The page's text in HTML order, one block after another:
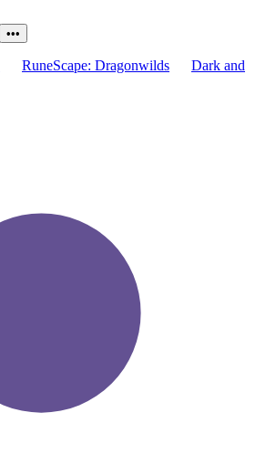
•••
RuneScape: Dragonwilds
Dark and